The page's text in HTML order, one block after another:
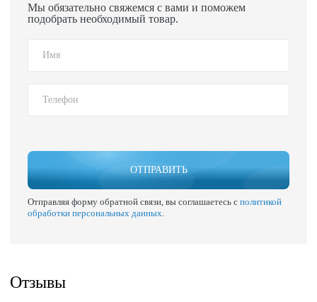
Мы обязательно свяжемся с вами и поможем
подобрать необходимый товар.
ОТПРАВИТЬ
Отправляя форму обратной связи, вы соглашаетесь сполитикой
обработки персональных данных
Отзывы